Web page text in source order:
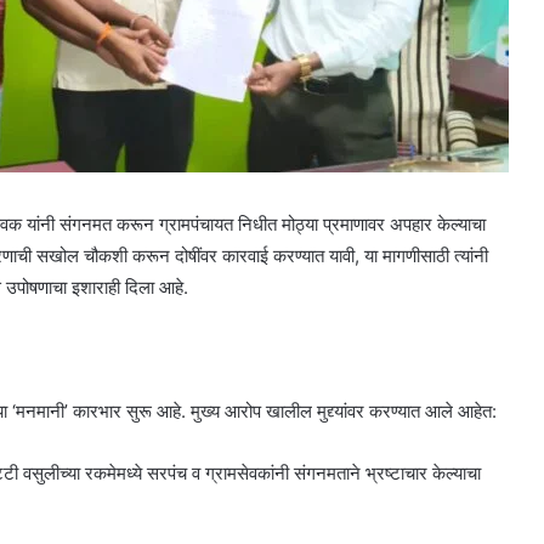
संगनमत करून ग्रामपंचायत निधीत मोठ्या प्रमाणावर अपहार केल्याचा
चौकशी करून दोषींवर कारवाई करण्यात यावी, या मागणीसाठी त्यांनी
इशाराही दिला आहे.
‘मनमानी’ कारभार सुरू आहे. मुख्य आरोप खालील मुद्द्यांवर करण्यात आले आहेत:
वसुलीच्या रकमेमध्ये सरपंच व ग्रामसेवकांनी संगनमताने भ्रष्टाचार केल्याचा